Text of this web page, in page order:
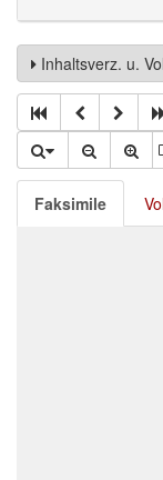
Inhaltsverz. u.
Faksimile